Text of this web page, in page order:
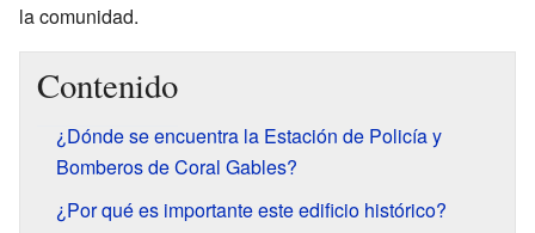
la comunidad.
Contenido
¿Dónde se encuentra la Estación de Policía y
Bomberos de Coral Gables?
¿Por qué es importante este edificio histórico?